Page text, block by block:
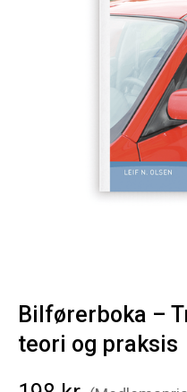
Bilførerboka –
teori og praksis